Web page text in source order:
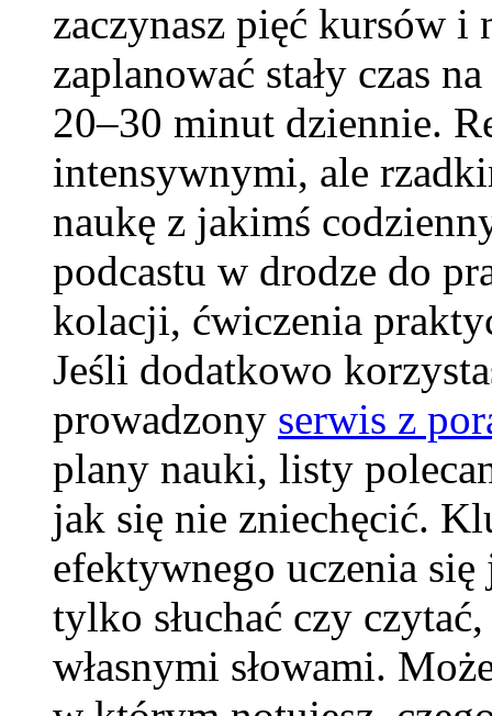
zaczynasz pięć kursów i
zaplanować stały czas
20–30 minut dziennie.
intensywnymi, ale
naukę z jakimś
podcastu w drodze do
kolacji, ćwiczenia
Jeśli dodatkowo
prowadzony serwis z
plany nauki, listy
jak się nie zniechęcić.
efektywnego uczenia
tylko słuchać czy
własnymi słowami.